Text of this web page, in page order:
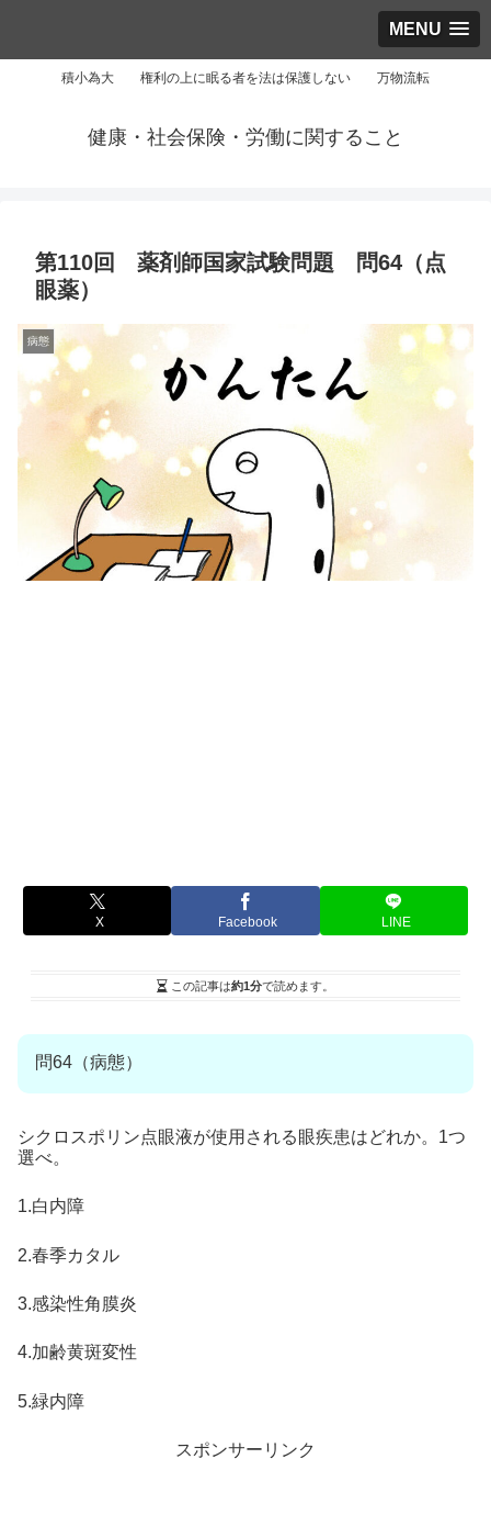
MENU
積小為大 権利の上に眠る者を法は保護しない 万物流転
健康・社会保険・労働に関すること
第110回 薬剤師国家試験問題 問64（点
眼薬）
病態
X Facebook LINE
この記事は約1分で読めます。
問64（病態）
シクロスポリン点眼液が使用される眼疾患はどれか。1つ
選べ。
1.白内障
2.春季カタル
3.感染性角膜炎
4.加齢黄斑変性
5.緑内障
スポンサーリンク